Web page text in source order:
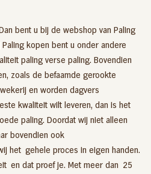
bent u bij de webshop van Paling
kopen bent u onder andere
paling verse paling. Bovendien
zoals de befaamde gerookte
en worden dagvers
kwaliteit wilt leveren, dan is het
paling. Doordat wij niet alleen
bovendien ook
het gehele proces in eigen handen.
en dat proef je. Met meer dan 25